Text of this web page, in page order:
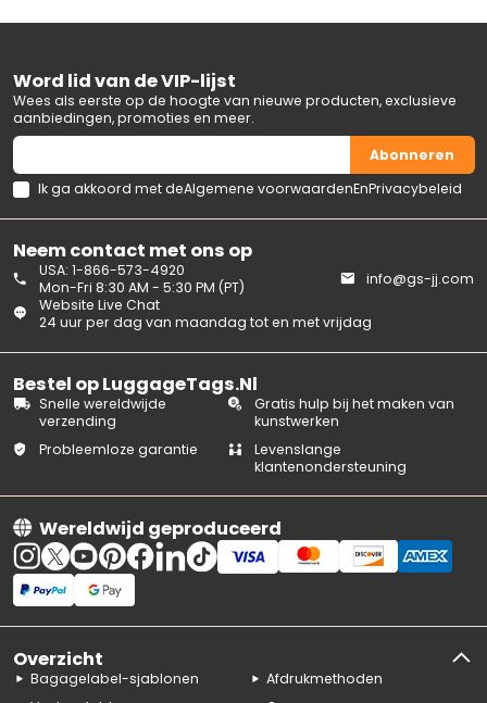
Neem contact met ons op
Website Live Chat
24 uur per dag van maandag tot en met vrijdag
USA: 1-866-573-4920
Mon-Fri 8:30 AM - 5:30 PM (PT)
info@gs-jj.com
Bestel op LuggageTags.Nl
Snelle wereldwijde
verzending
Gratis hulp bij het maken van
kunstwerken
Probleemloze garantie
Levenslange
klantenondersteuning
Wereldwijd geproduceerd
Word lid van de VIP-lijst
Wees als eerste op de hoogte van nieuwe producten, exclusieve
aanbiedingen, promoties en meer.
Abonneren
Ik ga akkoord met deAlgemene voorwaardenEnPrivacybeleid
Overzicht
Bagagelabel-sjablonen
Afdrukmethoden